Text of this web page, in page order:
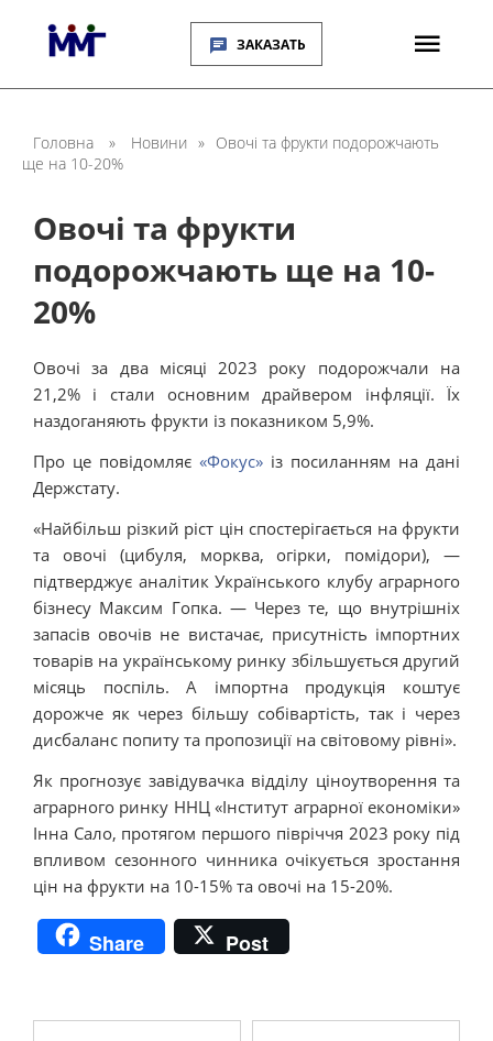
ЗАКАЗАТЬ
Головна » Новини » Овочі та фрукти подорожчають
ще на 10-20%
Овочі та фрукти
подорожчають ще на 10-
20%
Овочі за два місяці 2023 року подорожчали на
21,2% і стали основним драйвером інфляції. Їх
наздоганяють фрукти із показником 5,9%.
Про це повідомляє «Фокус» із посиланням на дані
Держстату.
«Найбільш різкий ріст цін спостерігається на фрукти
та овочі (цибуля, морква, огірки, помідори), —
підтверджує аналітик Українського клубу аграрного
бізнесу Максим Гопка. — Через те, що внутрішніх
запасів овочів не вистачає, присутність імпортних
товарів на українському ринку збільшується другий
місяць поспіль. А імпортна продукція коштує
дорожче як через більшу собівартість, так і через
дисбаланс попиту та пропозиції на світовому рівні».
Як прогнозує завідувачка відділу ціноутворення та
аграрного ринку ННЦ «Інститут аграрної економіки»
Інна Сало, протягом першого півріччя 2023 року під
впливом сезонного чинника очікується зростання
цін на фрукти на 10-15% та овочі на 15-20%.
Share Post